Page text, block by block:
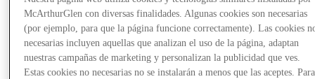
McArthurGlen con diversas finalidades. Algunas cookies son necesarias
(por ejemplo, para que la página funcione correctamente). Las cookies
necesarias incluyen aquellas que analizan el uso de la página, adaptan
nuestras campañas de marketing y personalizan la publicidad que ves.
Estas cookies no necesarias no se instalarán a menos que las aceptes. Para